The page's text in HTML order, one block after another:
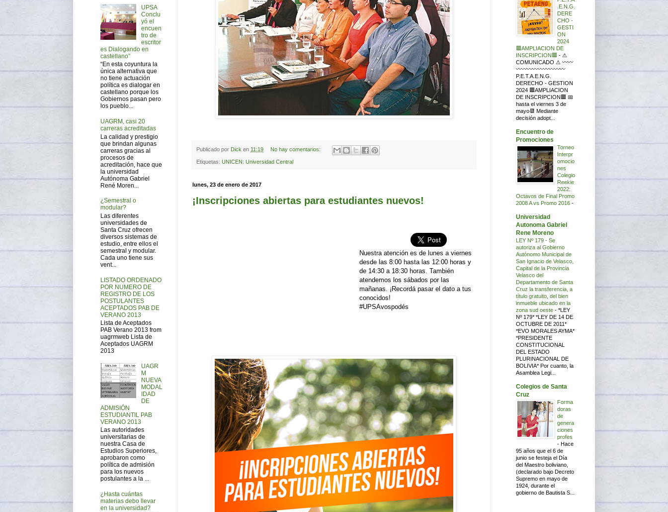
Publicado por Dick en 11:19 No hay comentarios:
Etiquetas: UNICEN: Universidad Central
lunes, 23 de enero de 2017
¡Inscripciones abiertas para estudiantes nuevos!
Nuestra atención es de lunes a viernes
desde las 8:00 hasta las 12:00 horas y
de 14:30 a 18:30 horas. También
atendemos los sábados por las
mañanas. ¡Recordá pasar el dato a tus
conocidos!
#UPSAvospodés
UPSA
Conclu
yó el
encuen
tro de
escritor
es Dialogando en
castellano”
“En esta coyuntura la
única alternativa que
no tiene actuación
política es dialogar en
castellano porque los
Gobiernos pasan pero
los pueblo...
UAGRM, casi 20
carreras acreditadas
La calidad y prestigio
que brindan algunas
carreras gracias al
procesos de
acreditación, hace que
la universidad
Autónoma Gabriel
René Moren...
¿Semestral o
modular?
Las diferentes
universidades de
Santa Cruz ofrecen
diversos sistemas de
estudio, entre ellos el
semestral y modular.
Cada uno tiene sus
vent...
LISTADO ORDENADO
POR NUMERO DE
REGISTRO DE LOS
POSTULANTES
ACEPTADOS PAB DE
VERANO 2013
Lista de Aceptados
PAB Verano 2013 from
uagrmweb Lista de
Aceptados UAGRM
2013
UAGR
M
NUEVA
MODAL
IDAD
DE
ADMISIÓN
ESTUDIANTIL PAB
VERANO 2013
Las autoridades
universitarias de
nuestra Casa de
Estudios Superiores,
aprobaron como
política de admisión
para los nuevos
postulantes a la ...
¿Hasta cuántas
materias debo llevar
en la universidad?
.E.N.G.
DERE
CHO -
GESTI
ON
2024
🟥AMPLIACION DE
INSCRIPCION🟥 - ⚠
COMUNICADO ⚠ 〰〰
〰〰〰〰〰〰〰〰〰
P.E.T.A.E.N.G.
DERECHO - GESTION
2024 🟥AMPLIACION
DE INSCRIPCION🟥 📅
hasta el viernes 3 de
mayo📆 Mediante
decisión adopt...
Encuentro de
Promociones
Torneo
Interpr
omocio
nes
Colegio
Reekie
2022:
Octavos de Final Promo
2008 A vs Promo 2016 -
Universidad
Autonoma Gabriel
Rene Moreno
LEY Nº 179 - Se
autoriza al Gobierno
Autónomo Municipal de
San Ignacio de Velasco,
Capital de la Provincia
Velasco del
Departamento de Santa
Cruz la transferencia, a
título gratuito, del bien
inmueble ubicado en la
zona sud oeste - *LEY
Nº 179* *LEY DE 14 DE
OCTUBRE DE 2011*
*EVO MORALES AYMA*
*PRESIDENTE
CONSTITUCIONAL
DEL ESTADO
PLURINACIONAL DE
BOLIVIA* Por cuanto, la
Asamblea Legi...
Colegios de Santa
Cruz
Forma
doras
de
genera
ciones
profes
- Hace
95 años que el 6 de
junio se festeja el Día
del Maestro boliviano,
(declarado bajo Decreto
Supremo en mayo de
1924, durante el
gobierno de Bautista S...